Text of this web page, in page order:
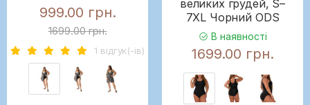
999.00 грн.
1699.00 грн.
1 вiдгук(-iв)
великих грудей, S–
7XL Чорний ODS
В наявності
1699.00 грн.